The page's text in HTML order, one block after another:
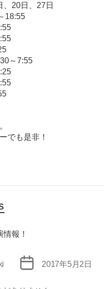
20日、27日
18:55
～7:55
でも是非！
情報！
投
日
2017年5月2日